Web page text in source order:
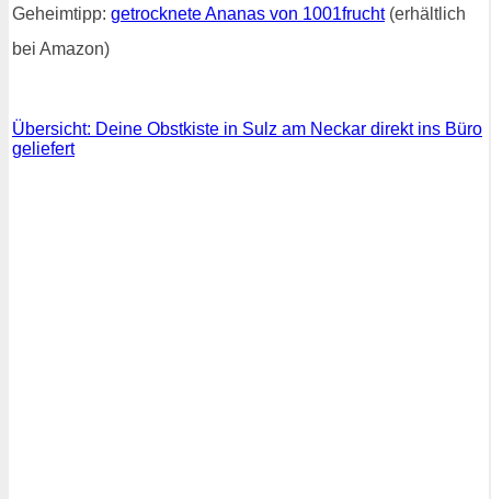
Geheimtipp: getrocknete Ananas von 1001frucht(erhältlich
bei Amazon)
Übersicht: Deine Obstkiste in Sulz am Neckar direkt ins Büro
geliefert